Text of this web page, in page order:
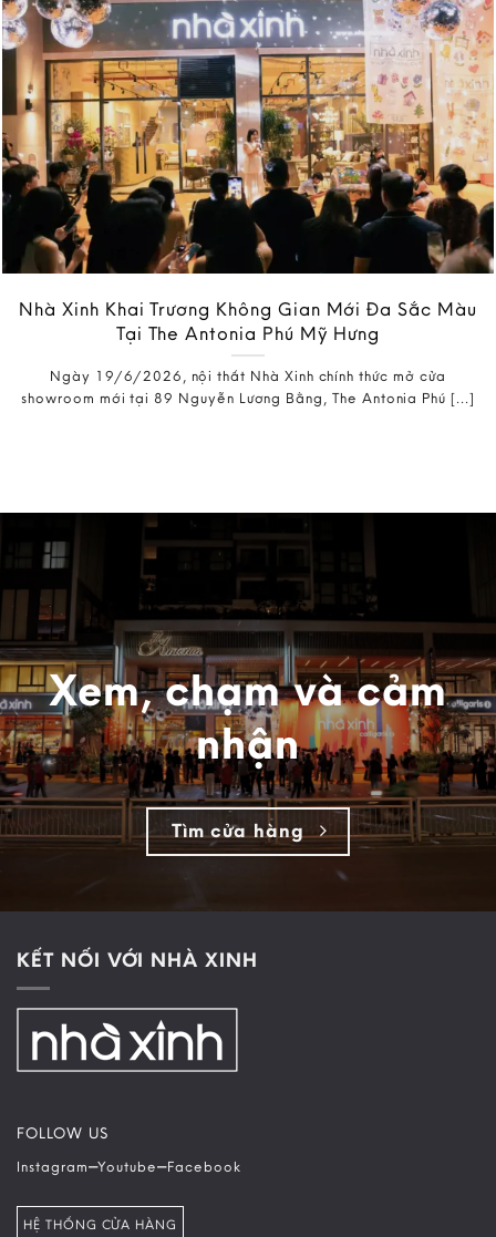
Nhà Xinh Khai Trương Không Gian Mới Đa Sắc Màu
Tại The Antonia Phú Mỹ Hưng
Ngày 19/6/2026, nội thất Nhà Xinh chính thức mở cửa
showroom mới tại 89 Nguyễn Lương Bằng, The Antonia Phú [...]
Xem, chạm và cảm
nhận
Tìm cửa hàng
KẾT NỐI VỚI NHÀ XINH
FOLLOW US
Instagram–Youtube–Facebook
HỆ THỐNG CỬA HÀNG